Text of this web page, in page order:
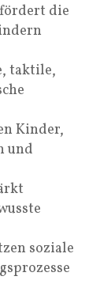
die
taktile,
Kinder,
und
soziale